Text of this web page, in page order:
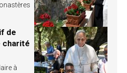
de
charité
à